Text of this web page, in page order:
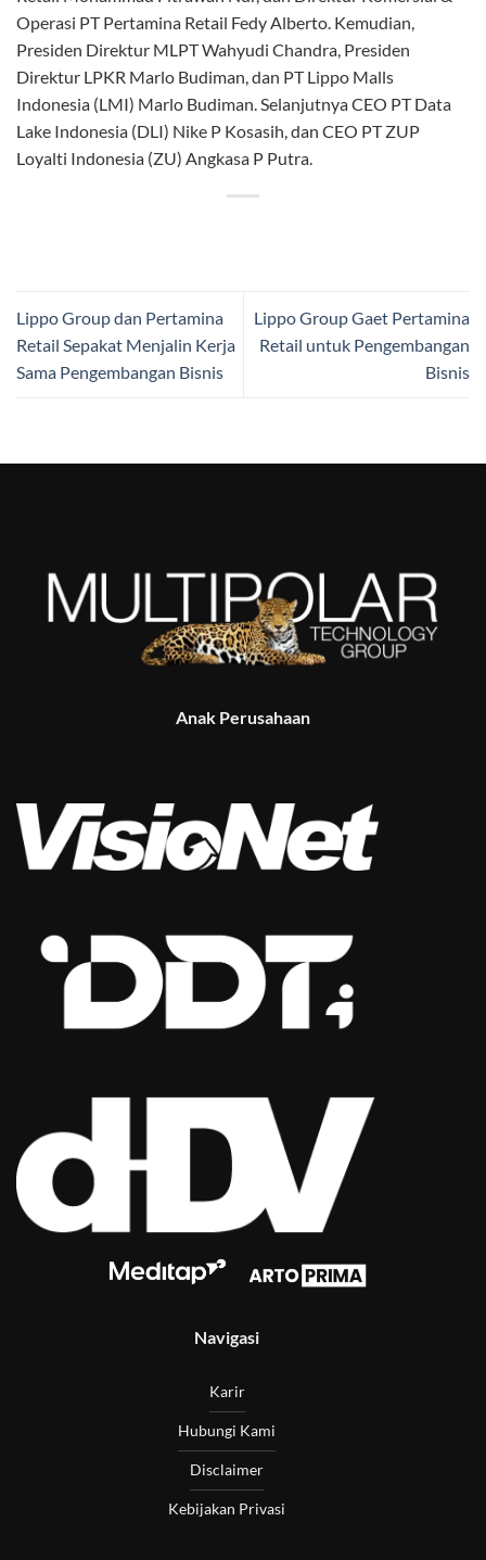
Operasi PT Pertamina Retail Fedy Alberto. Kemudian,
Presiden Direktur MLPT Wahyudi Chandra, Presiden
Direktur LPKR Marlo Budiman, dan PT Lippo Malls
Indonesia (LMI) Marlo Budiman. Selanjutnya CEO PT Data
Lake Indonesia (DLI) Nike P Kosasih, dan CEO PT ZUP
Loyalti Indonesia (ZU) Angkasa P Putra.
Lippo Group dan Pertamina
Retail Sepakat Menjalin Kerja
Sama Pengembangan Bisnis
Lippo Group Gaet Pertamina
Retail untuk Pengembangan
Bisnis
Anak Perusahaan
Navigasi
Karir
Hubungi Kami
Disclaimer
Kebijakan Privasi